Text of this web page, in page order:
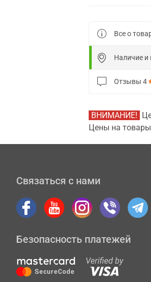
Все о
Наличие и
Отзывы 4
ВНИМАНИЕ!
Цены на товары
Связаться с нами
Безопасность платежей